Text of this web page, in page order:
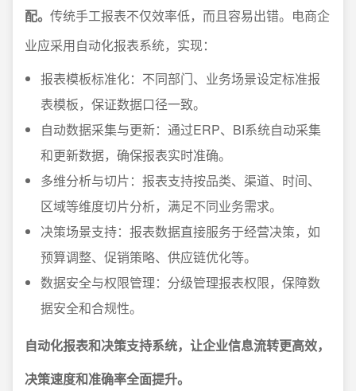
配。 传统手工报表不仅效率低，而且容易出错。电商企
业应采用自动化报表系统，实现：
报表模板标准化：不同部门、业务场景设定标准报
表模板，保证数据口径一致。
自动数据采集与更新：通过ERP、BI系统自动采集
和更新数据，确保报表实时准确。
多维分析与切片：报表支持按品类、渠道、时间、
区域等维度切片分析，满足不同业务需求。
决策场景支持：报表数据直接服务于经营决策，如
预算调整、促销策略、供应链优化等。
数据安全与权限管理：分级管理报表权限，保障数
据安全和合规性。
自动化报表和决策支持系统，让企业信息流转更高效，
决策速度和准确率全面提升。